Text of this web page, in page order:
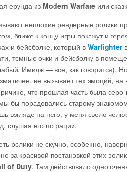
ерунда из Modern Warfare или
неплохие рендерные ролики
ближе к концу игры покажут и
и бейсболке, который в Warfighter
темные очки и бейсболку в
Имидж — все, как говорится).
не вызывает тех эмоций,
что прошлая часть была
бы порадовались старому
взгляде на него, у меня свело
слушая его по рации.
ролики не скучно, особенно,
за красивой постановкой этих
of Duty. Там действовало одно